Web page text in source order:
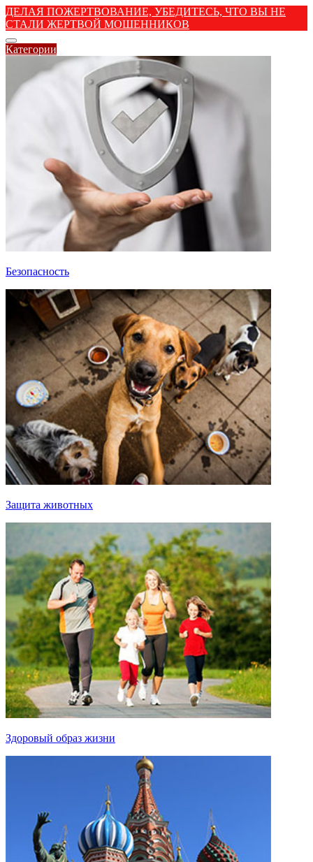
ДЕЛАЯ ПОЖЕРТВОВАНИЕ, УБЕДИТЕСЬ, ЧТО ВЫ НЕ
СТАЛИ ЖЕРТВОЙ МОШЕННИКОВ
Категории
Безопасность
Защита животных
Здоровый образ жизни